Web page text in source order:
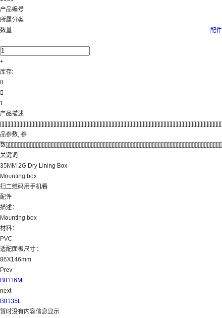
产品编号
所属分类
配件
数量
-
+
库存:
0

1
产品描述
品参数, 参
数
关键词:
35MM 2G Dry Lining Box
Mounting box
扫二维码用手机看
配件
描述：
Mounting box
材料：
PVC
适配面板尺寸：
86X146mm
Prev
B0116M
next
B0135L
暂时没有内容信息显示